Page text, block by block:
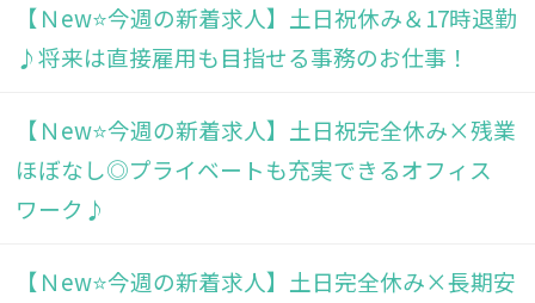
【Ｎew⭐今週の新着求人】土日祝休み＆17時退勤
♪将来は直接雇用も目指せる事務のお仕事！
【Ｎew⭐今週の新着求人】土日祝完全休み×残業
ほぼなし◎プライベートも充実できるオフィス
ワーク♪
【Ｎew⭐今週の新着求人】土日完全休み×長期安